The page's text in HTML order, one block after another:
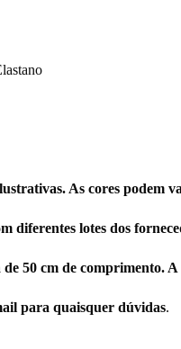
As cores podem
diferentes lotes dos
50 cm de comprimento.
para quaisquer dúvidas.